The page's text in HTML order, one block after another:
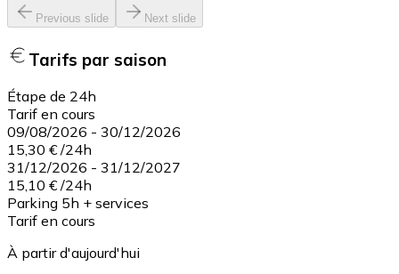
Previous slide Next slide
Tarifs par saison
Étape de 24h
Tarif en cours
09/08/2026 - 30/12/2026
15,30 € /24h
31/12/2026 - 31/12/2027
15,10 € /24h
Parking 5h + services
Tarif en cours
À partir d'aujourd'hui